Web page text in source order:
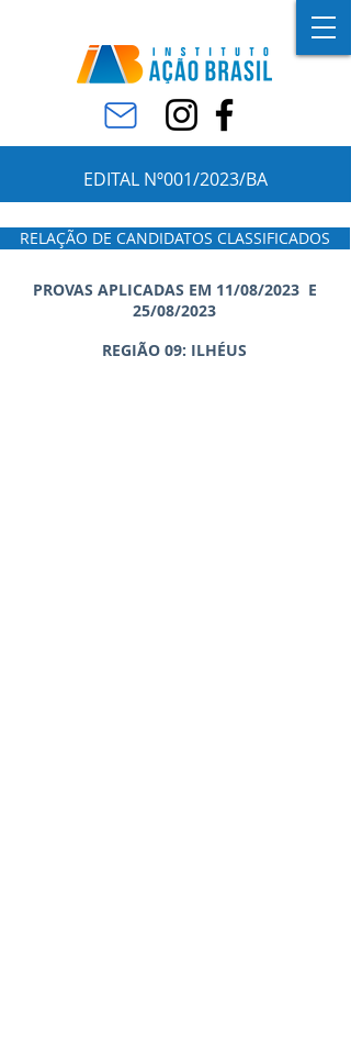
EDITAL Nº001/2023/BA
RELAÇÃO DE CANDIDATOS CLASSIFICADOS
PROVAS APLICADAS EM 11/08/2023 E
25/08/2023
REGIÃO 09: ILHÉUS